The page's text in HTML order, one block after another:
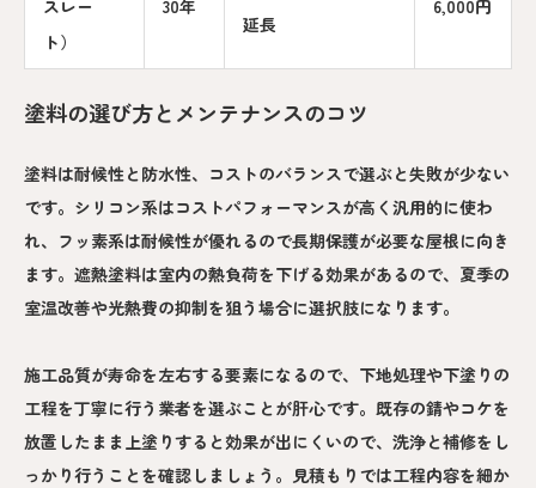
スレー
ト）
30年
延長
6,000円
塗料の選び方とメンテナンスのコツ
塗料は耐候性と防水性、コストのバランスで選ぶと失敗が少ない
です。シリコン系はコストパフォーマンスが高く汎用的に使わ
れ、フッ素系は耐候性が優れるので長期保護が必要な屋根に向き
ます。遮熱塗料は室内の熱負荷を下げる効果があるので、夏季の
室温改善や光熱費の抑制を狙う場合に選択肢になります。
施工品質が寿命を左右する要素になるので、下地処理や下塗りの
工程を丁寧に行う業者を選ぶことが肝心です。既存の錆やコケを
放置したまま上塗りすると効果が出にくいので、洗浄と補修をし
っかり行うことを確認しましょう。見積もりでは工程内容を細か